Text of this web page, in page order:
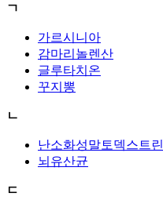
ㄱ
가르시니아
감마리놀렌산
글루타치온
꾸지뽕
ㄴ
난소화성말토덱스트린
뇌유산균
ㄷ